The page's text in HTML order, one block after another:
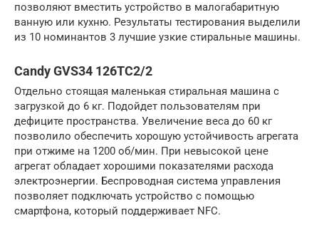
позволяют вместить устройство в малогабаритную
ванную или кухню. Результаты тестирования выделили
из 10 номинантов 3 лучшие узкие стиральные машины.
Candy GVS34 126TC2/2
Отдельно стоящая маленькая стиральная машина с
загрузкой до 6 кг. Подойдет пользователям при
дефиците пространства. Увеличение веса до 60 кг
позволило обеспечить хорошую устойчивость агрегата
при отжиме на 1200 об/мин. При невысокой цене
агрегат обладает хорошими показателями расхода
электроэнергии. Беспроводная система управления
позволяет подключать устройство с помощью
смартфона, который поддерживает NFC.